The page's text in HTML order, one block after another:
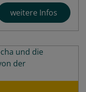
weitere Infos